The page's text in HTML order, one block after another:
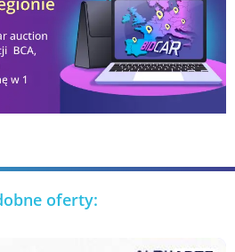
oferty: